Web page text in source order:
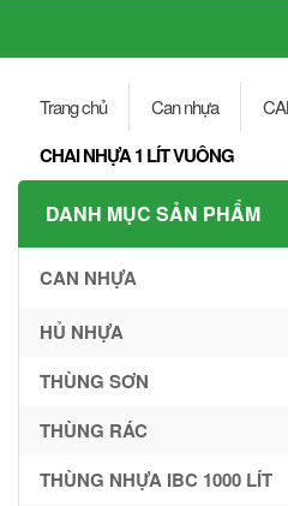
Trang chủ Can nhựa
CHAI NHỰA 1 LÍT VUÔNG
DANH MỤC SẢN PHẨM
CAN NHỰA
HỦ NHỰA
THÙNG SƠN
THÙNG RÁC
THÙNG NHỰA IBC 1000 LÍT